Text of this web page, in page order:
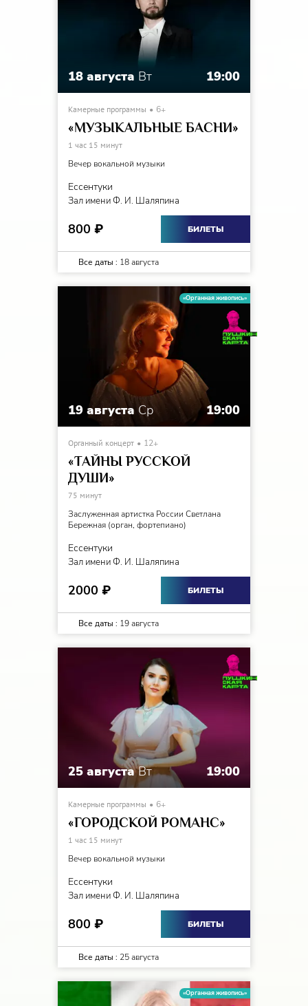
18 августа Вт 19:00
Камерные программы 6+
«МУЗЫКАЛЬНЫЕ БАСНИ»
1 час 15 минут
Вечер вокальной музыки
Ессентуки
Зал имени Ф. И. Шаляпина
800 ₽ БИЛЕТЫ
Все даты : 18 августа
«Органная живопись»
19 августа Ср 19:00
Органный концерт 12+
«ТАЙНЫ РУССКОЙ
ДУШИ»
75 минут
Заслуженная артистка России Светлана
Бережная (орган, фортепиано)
Ессентуки
Зал имени Ф. И. Шаляпина
2000 ₽ БИЛЕТЫ
Все даты : 19 августа
25 августа Вт 19:00
Камерные программы 6+
«ГОРОДСКОЙ РОМАНС»
1 час 15 минут
Вечер вокальной музыки
Ессентуки
Зал имени Ф. И. Шаляпина
800 ₽ БИЛЕТЫ
Все даты : 25 августа
«Органная живопись»